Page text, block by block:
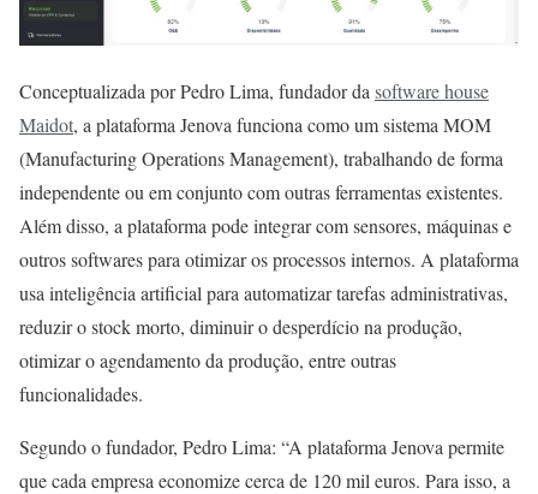
Conceptualizada por Pedro Lima, fundador da software house
Maidot, a plataforma Jenova funciona como um sistema MOM
(Manufacturing Operations Management), trabalhando de forma
independente ou em conjunto com outras ferramentas existentes.
Além disso, a plataforma pode integrar com sensores, máquinas e
outros softwares para otimizar os processos internos. A plataforma
usa inteligência artificial para automatizar tarefas administrativas,
reduzir o stock morto, diminuir o desperdício na produção,
otimizar o agendamento da produção, entre outras
funcionalidades.
Segundo o fundador, Pedro Lima: “A plataforma Jenova permite
que cada empresa economize cerca de 120 mil euros. Para isso, a